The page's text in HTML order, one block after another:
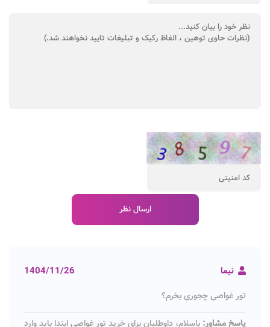
نیما 1404/11/26
تور غواصی چجوری بخرم؟
پاسخ مشاور: باسلام، داوطلبان برای خرید تور غواصی ابتدا باید وارد